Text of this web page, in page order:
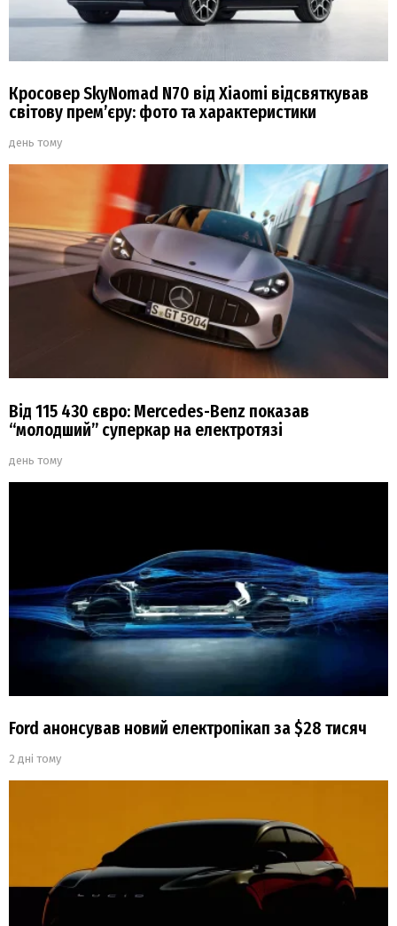
Кросовер SkyNomad N70 від Xiaomi відсвяткував
світову прем’єру: фото та характеристики
день тому
Від 115 430 євро: Mercedes-Benz показав
“молодший” суперкар на електротязі
день тому
Ford анонсував новий електропікап за $28 тисяч
2 дні тому